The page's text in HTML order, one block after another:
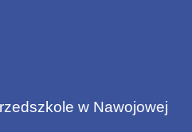
w Nawojowej